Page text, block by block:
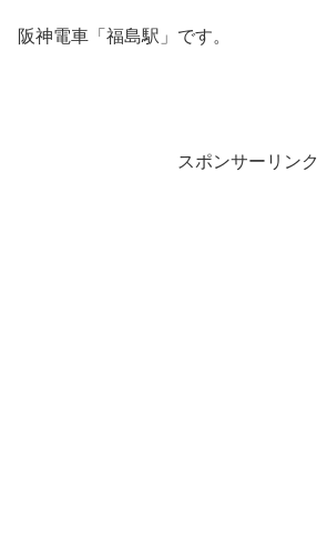
阪神電車「福島駅」です。
スポンサーリンク